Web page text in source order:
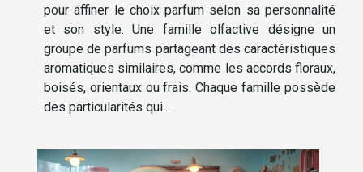
pour affiner le choix parfum selon sa personnalité
et son style. Une famille olfactive désigne un
groupe de parfums partageant des caractéristiques
aromatiques similaires, comme les accords floraux,
boisés, orientaux ou frais. Chaque famille possède
des particularités qui...